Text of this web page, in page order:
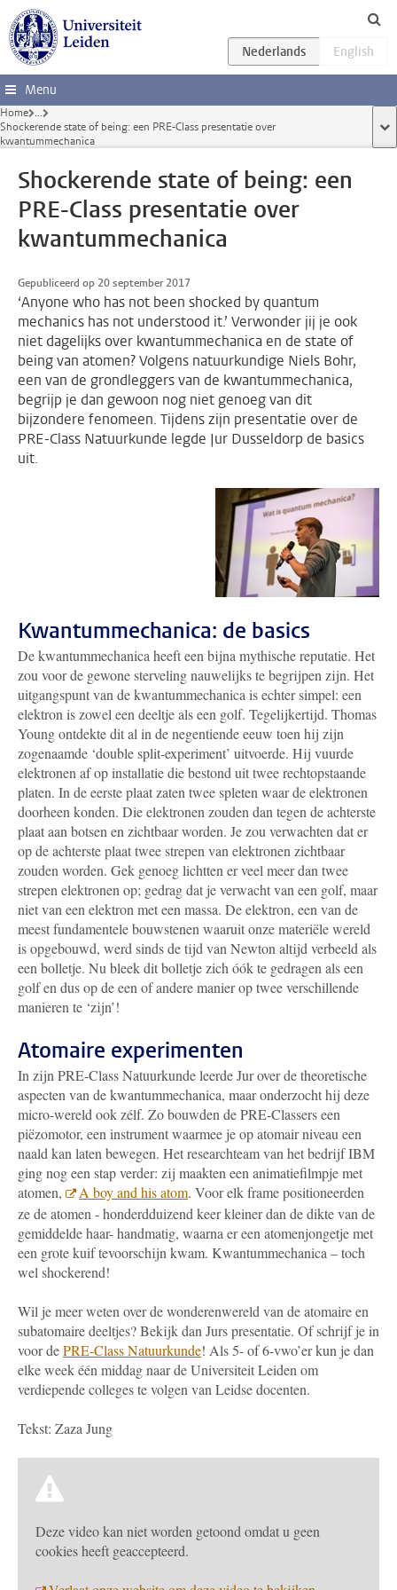
Ga direct naar de inhoud
Menu
Home ...
Shockerende state of being: een PRE-Class presentatie over
kwantummechanica
Shockerende state of being: een
PRE-Class presentatie over
kwantummechanica
Gepubliceerd op 20 september 2017
‘Anyone who has not been shocked by quantum
mechanics has not understood it.’ Verwonder jij je ook
niet dagelijks over kwantummechanica en de state of
being van atomen? Volgens natuurkundige Niels Bohr,
een van de grondleggers van de kwantummechanica,
begrijp je dan gewoon nog niet genoeg van dit
bijzondere fenomeen. Tijdens zijn presentatie over de
PRE-Class Natuurkunde legde Jur Dusseldorp de basics
uit.
Kwantummechanica: de basics
De kwantummechanica heeft een bijna mythische reputatie. Het
zou voor de gewone sterveling nauwelijks te begrijpen zijn. Het
uitgangspunt van de kwantummechanica is echter simpel: een
elektron is zowel een deeltje als een golf. Tegelijkertijd. Thomas
Young ontdekte dit al in de negentiende eeuw toen hij zijn
zogenaamde ‘double split-experiment’ uitvoerde. Hij vuurde
elektronen af op installatie die bestond uit twee rechtopstaande
platen. In de eerste plaat zaten twee spleten waar de elektronen
doorheen konden. Die elektronen zouden dan tegen de achterste
plaat aan botsen en zichtbaar worden. Je zou verwachten dat er
op de achterste plaat twee strepen van elektronen zichtbaar
zouden worden. Gek genoeg lichtten er veel meer dan twee
strepen elektronen op; gedrag dat je verwacht van een golf, maar
niet van een elektron met een massa. De elektron, een van de
meest fundamentele bouwstenen waaruit onze materiële wereld
is opgebouwd, werd sinds de tijd van Newton altijd verbeeld als
een bolletje. Nu bleek dit bolletje zich óók te gedragen als een
golf en dus op de een of andere manier op twee verschillende
manieren te ‘zijn’!
Atomaire experimenten
In zijn PRE-Class Natuurkunde leerde Jur over de theoretische
aspecten van de kwantummechanica, maar onderzocht hij deze
micro-wereld ook zélf. Zo bouwden de PRE-Classers een
piëzomotor, een instrument waarmee je op atomair niveau een
naald kan laten bewegen. Het researchteam van het bedrijf IBM
ging nog een stap verder: zij maakten een animatiefilmpje met
atomen,
A boy and his atom. Voor elk frame positioneerden
ze de atomen - honderdduizend keer kleiner dan de dikte van de
gemiddelde haar- handmatig, waarna er een atomenjongetje met
een grote kuif tevoorschijn kwam. Kwantummechanica – toch
wel shockerend!
Wil je meer weten over de wonderenwereld van de atomaire en
subatomaire deeltjes? Bekijk dan Jurs presentatie. Of schrijf je in
voor dePRE-Class Natuurkunde! Als 5- of 6-vwo’er kun je dan
elke week één middag naar de Universiteit Leiden om
verdiepende colleges te volgen van Leidse docenten.
Tekst: Zaza Jung
Deze video kan niet worden getoond omdat u geen
cookies heeft geaccepteerd.